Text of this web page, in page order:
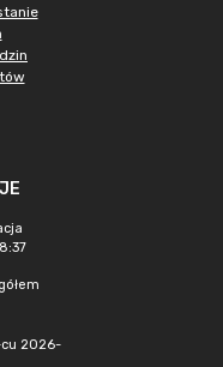
2026-